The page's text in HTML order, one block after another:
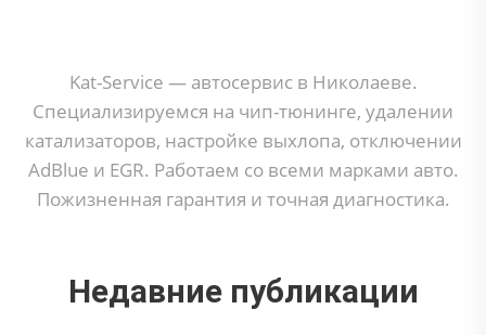
Kat-Service — автосервис в Николаеве.
Специализируемся на чип-тюнинге, удалении
катализаторов, настройке выхлопа, отключении
AdBlue и EGR. Работаем со всеми марками авто.
Пожизненная гарантия и точная диагностика.
Недавние публикации